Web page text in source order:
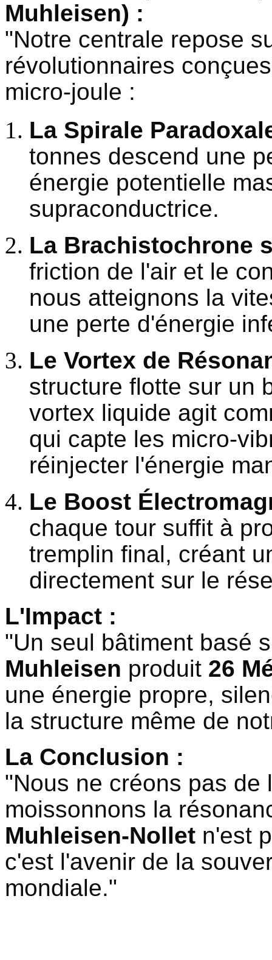
Muhleisen) :
"Notre centrale repose
révolutionnaires
micro-joule :
La Spirale
tonnes descend une
énergie potentielle
supraconductrice.
La Brachistochrone
friction de l'air et le
nous atteignons la
une perte d'énergie
Le Vortex de
structure flotte sur un
vortex liquide agit
qui capte les micro-
réinjecter l'énergie
Le Boost
chaque tour suffit à
tremplin final, créant
directement sur le
L'Impact :
"Un seul bâtiment basé
Muhleisen produit 26
une énergie propre,
la structure même de
La Conclusion :
"Nous ne créons pas de
moissonnons la
Muhleisen-Nollet n'est
c'est l'avenir de la
mondiale."